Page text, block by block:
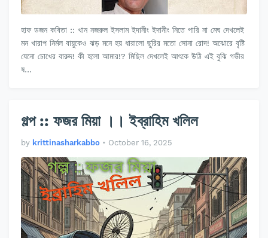
হাফ ডজন কবিতা :: খান নজরুল ইসলাম ইদানীং ইদানীং নিতে পারি না মেঘ দেখলেই
মন খারাপ নির্মল বায়ুকেও ঝড় মনে হয় ধারালো ছুরির মতো সোনা রোদ! অঝোরে বৃষ্টি
যেনো চোখের বারুদ! কী হলো আমার!? মিছিল দেখলেই আৎকে উঠি এই বুঝি গভীর
ষ…
গল্প :: ফজর মিয়া ।। ইব্রাহিম খলিল
by krittinasharkabbo • October 16, 2025